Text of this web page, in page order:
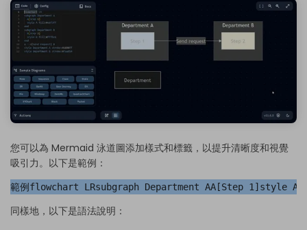
您可以為 Mermaid 泳道圖添加樣式和標籤，以提升清晰度和視覺
吸引力。以下是範例：
範例flowchart LRsubgraph Department AA[Step
同樣地，以下是語法說明：